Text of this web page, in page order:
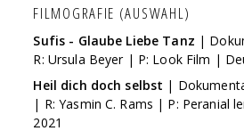
FILMOGRAFIE (AUSWAHL)
Sufis - Glaube Liebe Tanz |
R: Ursula Beyer | P: Look Film |
Heil dich doch selbst |
| R: Yasmin C. Rams | P: Peranial
2021